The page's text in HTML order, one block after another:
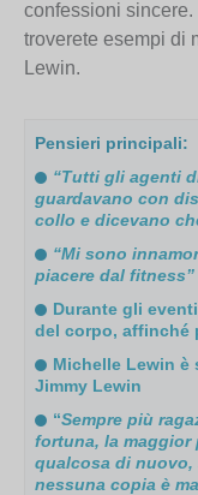
confessioni sincere.
troverete esempi di
Lewin.
Pensieri principali:
“Tutti gli agenti
guardavano con
collo e dicevano
“Mi sono
piacere dal fitness”
Durante gli
del corpo, affinché
Michelle Lewin
Jimmy Lewin
“Sempre più
fortuna, la maggior
qualcosa di nuovo,
nessuna copia è